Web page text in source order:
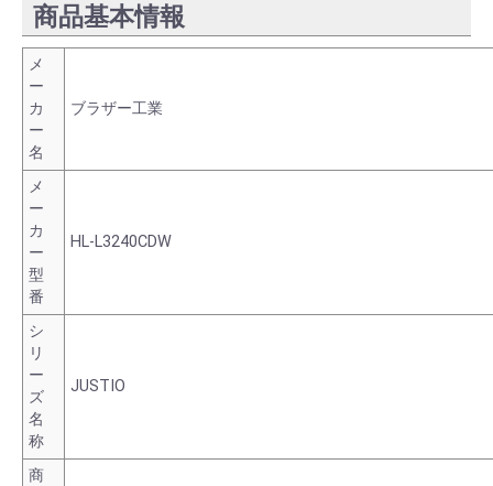
商品基本情報
メ
ー
カ
ー
名
ブラザー工業
メ
ー
カ
ー
型
番
HL-L3240CDW
シ
リ
ー
ズ
名
称
JUSTIO
商